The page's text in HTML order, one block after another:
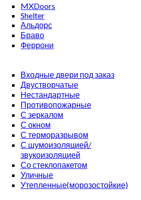
MXDoors
Shelter
Альдорс
Браво
Феррони
Входные двери под заказ
Двустворчатые
Нестандартные
Противопожарные
С зеркалом
С окном
С терморазрывом
С шумоизоляцией/
звукоизоляцией
Со стеклопакетом
Уличные
Утепленные(морозостойкие)